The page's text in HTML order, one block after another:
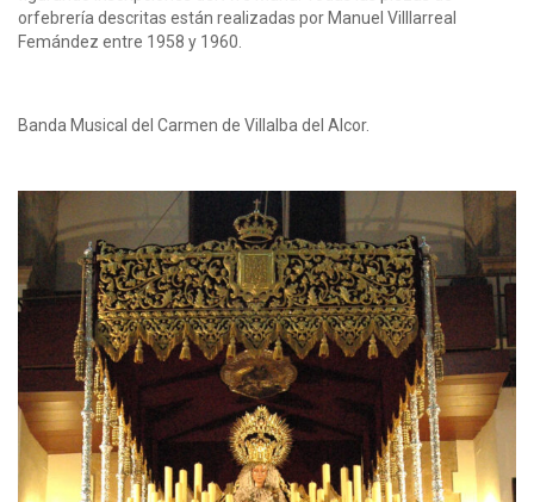
orfebrería descritas están realizadas por Manuel Villlarreal
Femández entre 1958 y 1960.
Banda Musical del Carmen de Villalba del Alcor.